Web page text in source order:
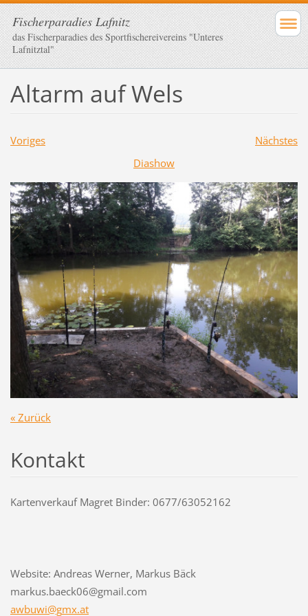
Fischerparadies Lafnitz
das Fischerparadies des Sportfischereivereins "Unteres
Lafnitztal"
Altarm auf Wels
Voriges
Nächstes
Diashow
« Zurück
Kontakt
Kartenverkauf Magret Binder: 0677/63052162
Website: Andreas Werner, Markus Bäck
markus.baeck06@gmail.com
awbuwi@gmx.at